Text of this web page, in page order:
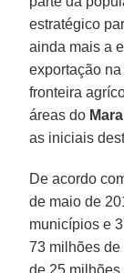
estratégico
ainda mais a
exportação
fronteira
áreas do
as iniciais
De acordo
de maio de
municípios e
73 milhões
de 25 milhões